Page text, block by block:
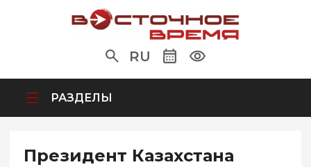
RU
РАЗДЕЛЫ
Президент Казахстана